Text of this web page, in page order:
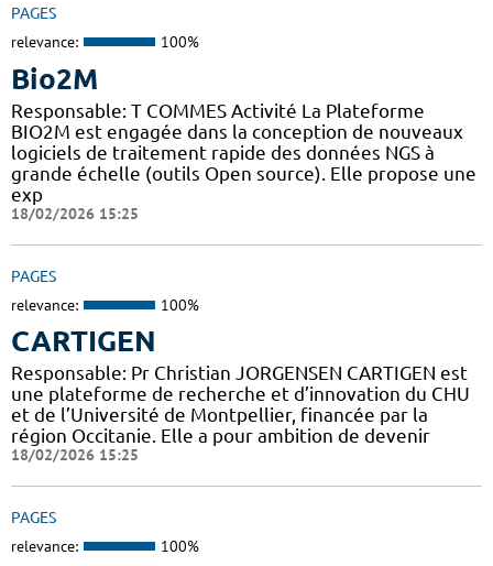
PAGES
relevance: 100%
Bio2M
Responsable: T COMMES Activité La Plateforme
BIO2M est engagée dans la conception de nouveaux
logiciels de traitement rapide des données NGS à
grande échelle (outils Open source). Elle propose une
exp
18/02/2026 15:25
PAGES
relevance: 100%
CARTIGEN
Responsable: Pr Christian JORGENSEN CARTIGEN est
une plateforme de recherche et d’innovation du CHU
et de l’Université de Montpellier, financée par la
région Occitanie. Elle a pour ambition de devenir
18/02/2026 15:25
PAGES
relevance: 100%